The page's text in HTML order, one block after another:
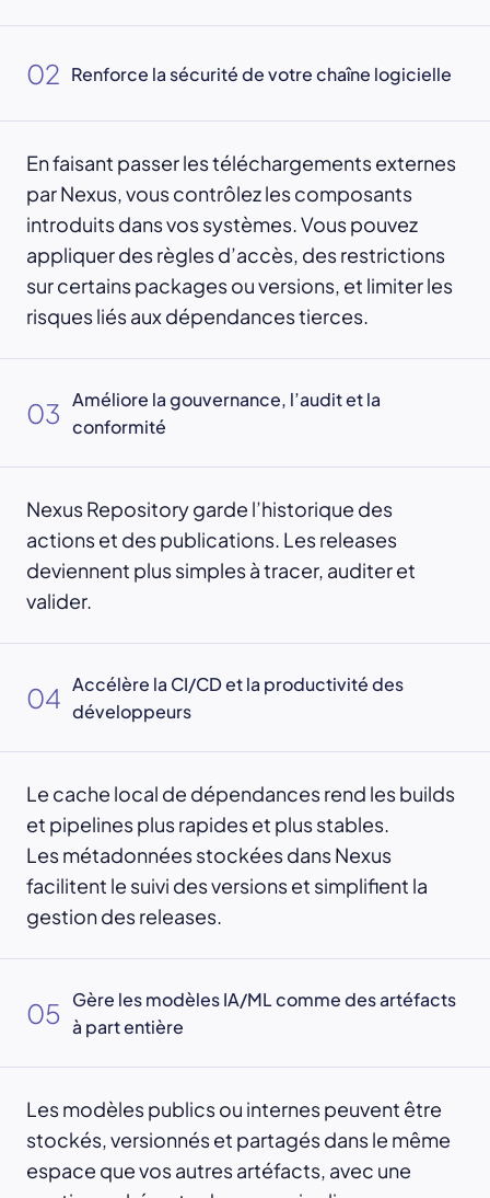
02 Renforce la sécurité de votre chaîne logicielle
En faisant passer les téléchargements externes
par Nexus, vous contrôlez les composants
introduits dans vos systèmes. Vous pouvez
appliquer des règles d’accès, des restrictions
sur certains packages ou versions, et limiter les
risques liés aux dépendances tierces.
03 Améliore la gouvernance, l’audit et la
conformité
Nexus Repository garde l’historique des
actions et des publications. Les releases
deviennent plus simples à tracer, auditer et
valider.
04 Accélère la CI/CD et la productivité des
développeurs
Le cache local de dépendances rend les builds
et pipelines plus rapides et plus stables.
Les métadonnées stockées dans Nexus
facilitent le suivi des versions et simplifient la
gestion des releases.
05 Gère les modèles IA/ML comme des artéfacts
à part entière
Les modèles publics ou internes peuvent être
stockés, versionnés et partagés dans le même
espace que vos autres artéfacts, avec une